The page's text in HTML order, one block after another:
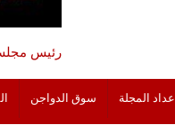
رئيس مجلس
اعداد المجلة سوق الدواجن